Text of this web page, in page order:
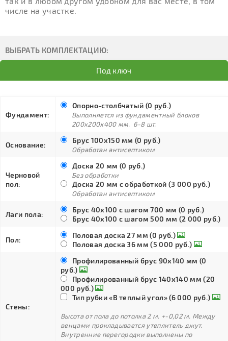
числе на участке.
ВЫБРАТЬ КОМПЛЕКТАЦИЮ:
Под ключ
Фундамент:
Опорно-столбчатый (0 руб.)
Выполняется из фундаментный блоков
200х200х400 мм. 6-8 шт.
Основание:
Брус 100х150 мм (0 руб.)
Обработан антисептиком
Черновой
пол:
Доска 20 мм (0 руб.)
Без обработки
Доска 20 мм с обработкой (3 000 руб.)
Обработан антисептиком
Лаги пола:
Брус 40х100 с шагом 700 мм (0 руб.)
Брус 40х100 с шагом 500 мм (2 000 руб.)
Пол:
Половая доска 27 мм (0 руб.)
Половая доска 36 мм (5 000 руб.)
Стены:
Профилированный брус 90х140 мм (0
руб.)
Профилированный брус 140х140 мм (20
000 руб.)
Тип рубки «В теплый угол» (6 000 руб.)
Высота от пола до потолка 2 м. +-0,02 м. Между
венцами прокладывается утеплитель джут.
Внутренние перегородки выполнены по